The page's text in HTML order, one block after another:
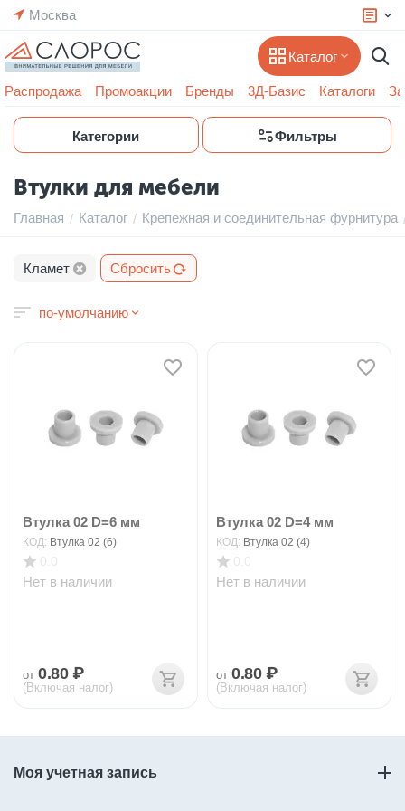
Москва
Каталог
Распродажа Промоакции Бренды 3Д-Базис Каталоги
Категории Фильтры
Втулки для мебели
Главная / Каталог / Крепежная и соединительная фурнитура
Кламет Сбросить
по-умолчанию
Втулка 02 D=6 мм
КОД: Втулка 02 (6)
Нет в наличии
от 0.80 ₽
(Включая налог)
Втулка 02 D=4 мм
КОД: Втулка 02 (4)
Нет в наличии
от 0.80 ₽
(Включая налог)
Моя учетная запись